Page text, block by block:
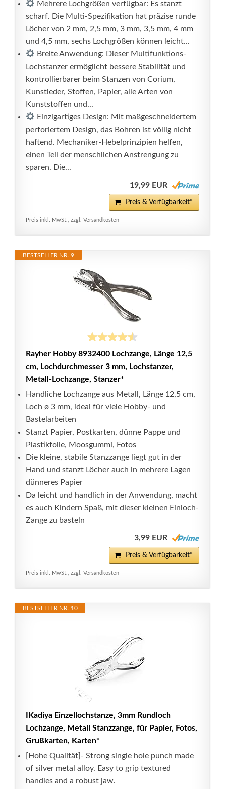
Mehrere Lochgrößen verfügbar: Es stanzt
scharf. Die Multi-Spezifikation hat präzise runde
Löcher von 2 mm, 2,5 mm, 3 mm, 3,5 mm, 4 mm
und 4,5 mm, sechs Lochgrößen können leicht...
Breite Anwendung: Dieser Multifunktions-
Lochstanzer ermöglicht bessere Stabilität und
kontrollierbarer beim Stanzen von Corium,
Kunstleder, Stoffen, Papier, alle Arten von
Kunststoffen und...
Einzigartiges Design: Mit maßgeschneidertem
perforiertem Design, das Bohren ist völlig nicht
haftend. Mechaniker-Hebelprinzipien helfen,
einen Teil der menschlichen Anstrengung zu
sparen. Die...
19,99 EUR
Preis & Verfügbarkeit*
Preis inkl. MwSt., zzgl. Versandkosten
BESTSELLER NR. 9
Rayher Hobby 8932400 Lochzange, Länge 12,5
cm, Lochdurchmesser 3 mm, Lochstanzer,
Metall-Lochzange, Stanzer*
Handliche Lochzange aus Metall, Länge 12,5 cm,
Loch ø 3 mm, ideal für viele Hobby- und
Bastelarbeiten
Stanzt Papier, Postkarten, dünne Pappe und
Plastikfolie, Moosgummi, Fotos
Die kleine, stabile Stanzzange liegt gut in der
Hand und stanzt Löcher auch in mehrere Lagen
dünneres Papier
Da leicht und handlich in der Anwendung, macht
es auch Kindern Spaß, mit dieser kleinen Einloch-
Zange zu basteln
3,99 EUR
Preis & Verfügbarkeit*
Preis inkl. MwSt., zzgl. Versandkosten
BESTSELLER NR. 10
IKadiya Einzellochstanze, 3mm Rundloch
Lochzange, Metall Stanzzange, für Papier, Fotos,
Grußkarten, Karten*
[Hohe Qualität]- Strong single hole punch made
of silver metal alloy. Easy to grip textured
handles and a robust jaw.